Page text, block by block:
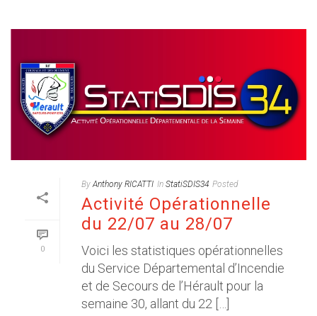
0
By Anthony RICATTI In StatiSDIS34 Posted
Activité Opérationnelle
du 22/07 au 28/07
Voici les statistiques opérationnelles
du Service Départemental d’Incendie
et de Secours de l’Hérault pour la
semaine 30, allant du 22 […]